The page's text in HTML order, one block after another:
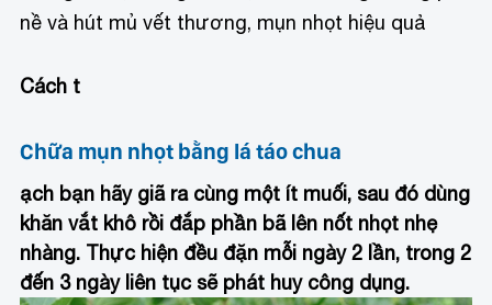
nề và hút mủ vết thương, mụn nhọt hiệu quả
Cách t
Chữa mụn nhọt bằng lá táo chua
ạch bạn hãy giã ra cùng một ít muối, sau đó dùng
khăn vắt khô rồi đắp phần bã lên nốt nhọt nhẹ
nhàng. Thực hiện đều đặn mỗi ngày 2 lần, trong 2
đến 3 ngày liên tục sẽ phát huy công dụng.